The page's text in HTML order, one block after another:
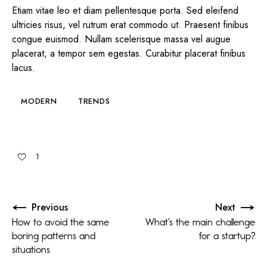
Etiam vitae leo et diam pellentesque porta. Sed eleifend
ultricies risus, vel rutrum erat commodo ut. Praesent finibus
congue euismod. Nullam scelerisque massa vel augue
placerat, a tempor sem egestas. Curabitur placerat finibus
lacus.
MODERN TRENDS
1
Previous
How to avoid the same
boring patterns and
situations
Next
What’s the main challenge
for a startup?